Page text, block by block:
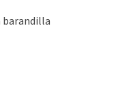
barandilla